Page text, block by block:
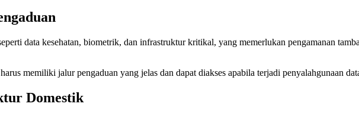
data kesehatan, biometrik, dan infrastruktur kritikal, yang memerlukan pengamanan
memiliki jalur pengaduan yang jelas dan dapat diakses apabila terjadi penyalahgunaan
Domestik